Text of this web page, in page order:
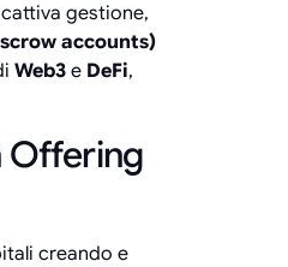
gestione,
accounts)
Web3 e DeFi,
Offering
creando e